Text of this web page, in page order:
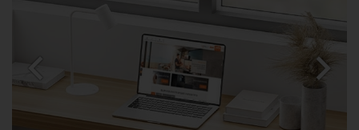
chevron_left chevron_right